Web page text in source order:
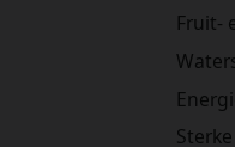
Fruit-